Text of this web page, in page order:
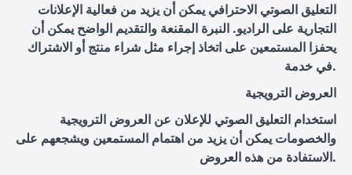
التعليق الصوتي الاحترافي يمكن أن يزيد من فعالية الإعلانات
التجارية على الراديو. النبرة المقنعة والتقديم الواضح يمكن أن
يحفزا المستمعين على اتخاذ إجراء مثل شراء منتج أو الاشتراك
في خدمة.
العروض الترويجية
استخدام التعليق الصوتي للإعلان عن العروض الترويجية
والخصومات يمكن أن يزيد من اهتمام المستمعين ويشجعهم على
الاستفادة من هذه العروض.